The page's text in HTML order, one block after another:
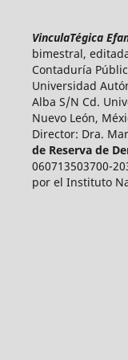
VinculaTégica
bimestral,
Contaduría
Universidad
Alba S/N Cd.
Nuevo León,
Director: Dra.
de Reserva de
060713503700-
por el Instituto